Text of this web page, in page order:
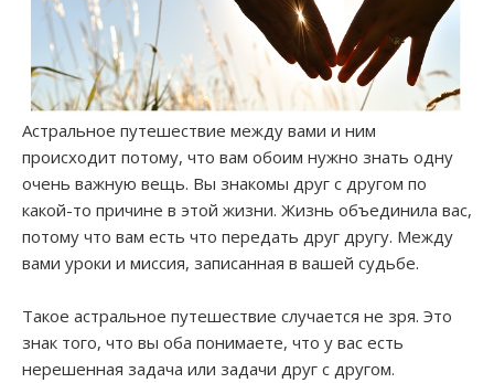
Астральное путешествие между вами и ним
происходит потому, что вам обоим нужно знать одну
очень важную вещь. Вы знакомы друг с другом по
какой-то причине в этой жизни. Жизнь объединила вас,
потому что вам есть что передать друг другу. Между
вами уроки и миссия, записанная в вашей судьбе.
Такое астральное путешествие случается не зря. Это
знак того, что вы оба понимаете, что у вас есть
нерешенная задача или задачи друг с другом.